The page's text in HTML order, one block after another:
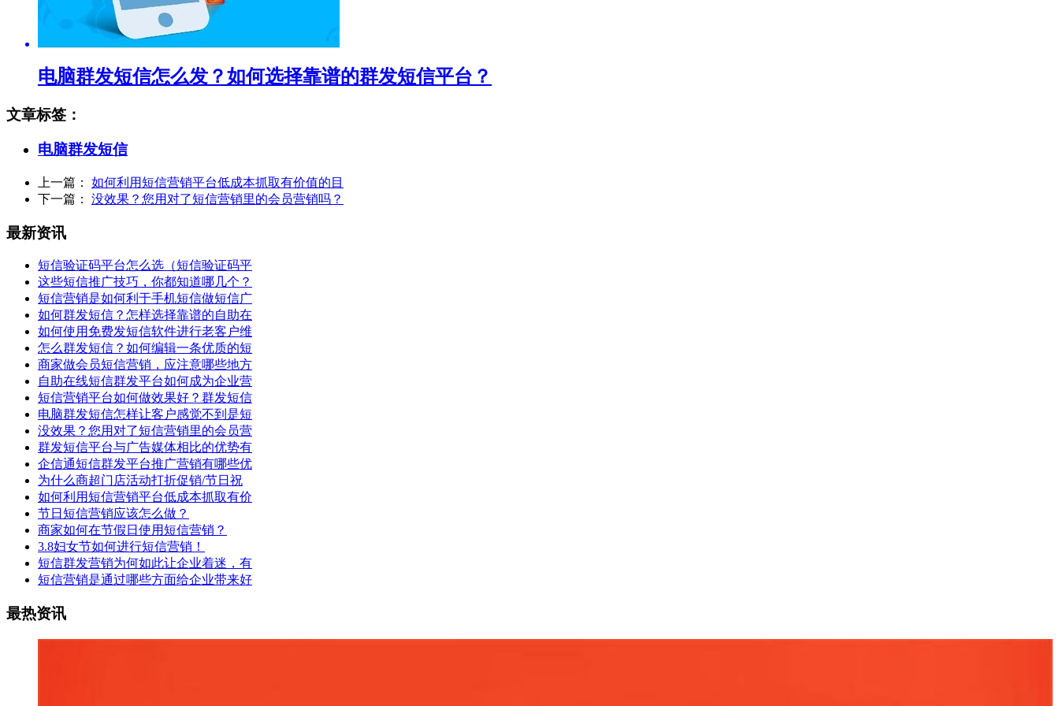
电脑群发短信怎么发？如何选择靠谱的群发短信平台？
文章标签：
电脑群发短信
上一篇： 如何利用短信营销平台低成本抓取有价值的目
下一篇： 没效果？您用对了短信营销里的会员营销吗？
最新资讯
短信验证码平台怎么选（短信验证码平
这些短信推广技巧，你都知道哪几个？
短信营销是如何利于手机短信做短信广
如何群发短信？怎样选择靠谱的自助在
如何使用免费发短信软件进行老客户维
怎么群发短信？如何编辑一条优质的短
商家做会员短信营销，应注意哪些地方
自助在线短信群发平台如何成为企业营
短信营销平台如何做效果好？群发短信
电脑群发短信怎样让客户感觉不到是短
没效果？您用对了短信营销里的会员营
群发短信平台与广告媒体相比的优势有
企信通短信群发平台推广营销有哪些优
为什么商超门店活动打折促销/节日祝
如何利用短信营销平台低成本抓取有价
节日短信营销应该怎么做？
商家如何在节假日使用短信营销？
3.8妇女节如何进行短信营销！
短信群发营销为何如此让企业着迷，有
短信营销是通过哪些方面给企业带来好
最热资讯